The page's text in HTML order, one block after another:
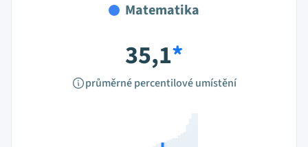
Matematika
35,1*
průměrné percentilové umístění